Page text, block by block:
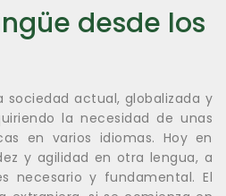
desde los
sociedad actual, globalizada y
la necesidad de unas
en varios idiomas. Hoy en
y agilidad en otra lengua, a
necesario y fundamental. El